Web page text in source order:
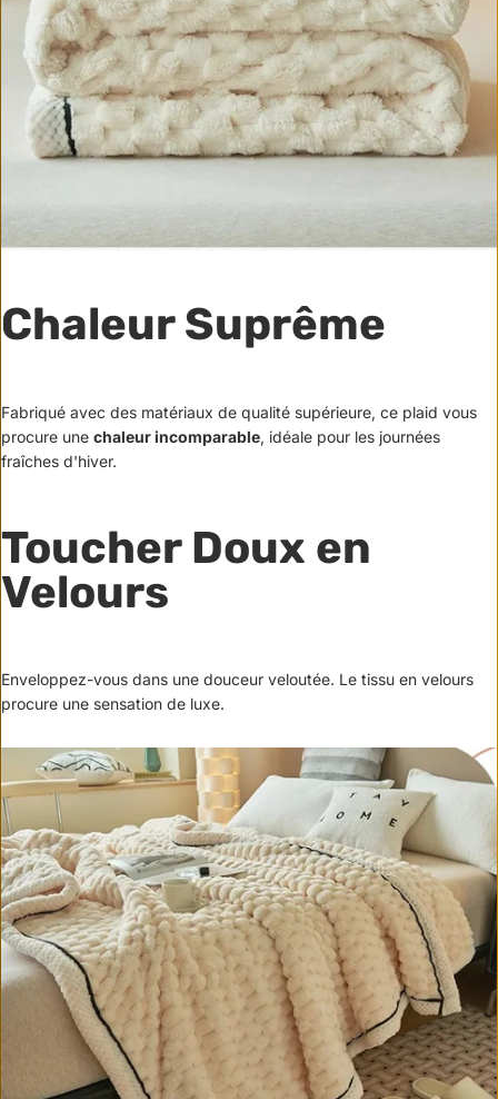
Chaleur Suprême
Fabriqué avec des matériaux de qualité supérieure, ce plaid vous
procure une chaleur incomparable, idéale pour les journées
fraîches d'hiver.
Toucher Doux en
Velours
Enveloppez-vous dans une douceur veloutée. Le tissu en velours
procure une sensation de luxe.